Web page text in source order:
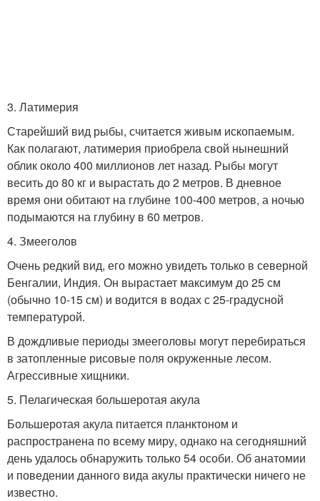
3. Латимерия
Старейший вид рыбы, считается живым ископаемым.
Как полагают, латимерия приобрела свой нынешний
облик около 400 миллионов лет назад. Рыбы могут
весить до 80 кг и вырастать до 2 метров. В дневное
время они обитают на глубине 100-400 метров, а ночью
подымаются на глубину в 60 метров.
4. Змееголов
Очень редкий вид, его можно увидеть только в северной
Бенгалии, Индия. Он вырастает максимум до 25 см
(обычно 10-15 см) и водится в водах с 25-градусной
температурой.
В дождливые периоды змееголовы могут перебираться
в затопленные рисовые поля окруженные лесом.
Агрессивные хищники.
5. Пелагическая большеротая акула
Большеротая акула питается планктоном и
распространена по всему миру, однако на сегодняшний
день удалось обнаружить только 54 особи. Об анатомии
и поведении данного вида акулы практически ничего не
известно.